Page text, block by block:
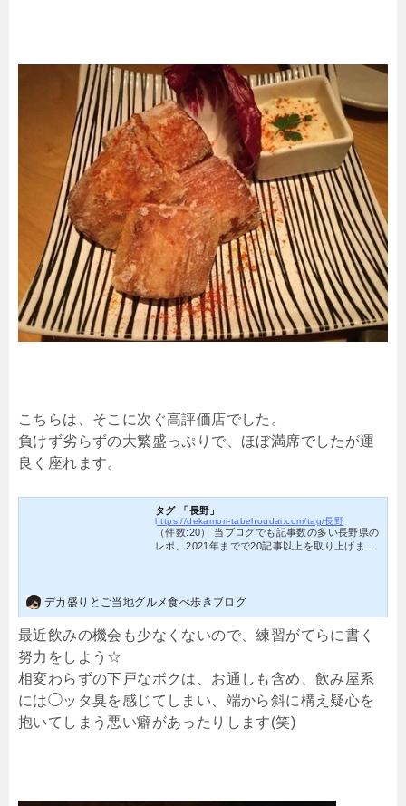
こちらは、そこに次ぐ高評価店でした。
負けず劣らずの大繁盛っぷりで、ほぼ満席でしたが運
良く座れます。
タグ 「長野」
https://dekamori-tabehoudai.com/tag/長野
（件数:20） 当ブログでも記事数の多い長野県の
レポ。2021年までで20記事以上を取り上げまし
デカ盛りとご当地グルメ食べ歩きブログ
最近飲みの機会も少なくないので、練習がてらに書く
努力をしよう☆
相変わらずの下戸なボクは、お通しも含め、飲み屋系
には◯ッタ臭を感じてしまい、端から斜に構え疑心を
抱いてしまう悪い癖があったりします(笑)